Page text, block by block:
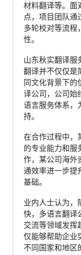
材料翻译等。面
点，项目团队通
多轮校对等流程
性。
山东秋实翻译服
翻译并不仅仅是
同文化背景下的
译公司，公司始
语言服务体系，
持。
在合作过程中，
的专业能力和服
作，某公司海外
通效率进一步提
基础。
业内人士认为，
快，多语言翻译
交流等领域发挥
仅能够帮助企业
不同国家和地区